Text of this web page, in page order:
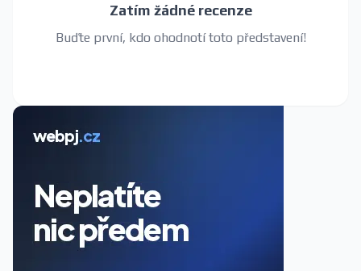
Zatím žádné recenze
Buďte první, kdo ohodnotí toto představení!